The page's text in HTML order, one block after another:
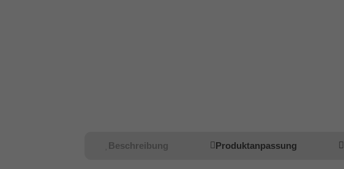
Beschreibung Produktanpassung